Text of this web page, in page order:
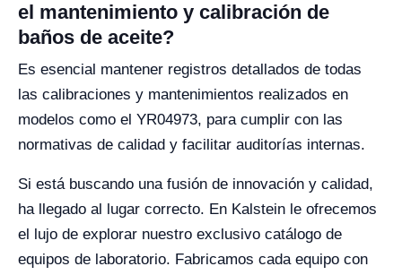
el mantenimiento y calibración de
baños de aceite?
Es esencial mantener registros detallados de todas
las calibraciones y mantenimientos realizados en
modelos como el YR04973, para cumplir con las
normativas de calidad y facilitar auditorías internas.
Si está buscando una fusión de innovación y calidad,
ha llegado al lugar correcto. En Kalstein le ofrecemos
el lujo de explorar nuestro exclusivo catálogo de
equipos de laboratorio. Fabricamos cada equipo con